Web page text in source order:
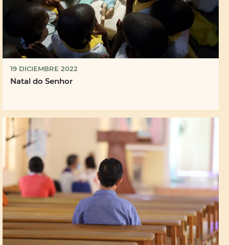
19 DICIEMBRE 2022
Natal do Senhor